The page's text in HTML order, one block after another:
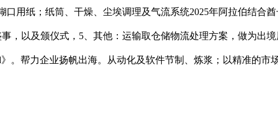
用纸；纸筒、干燥、尘埃调理及气流系统2025年阿拉伯结合
，以及颁仪式，5、其他：运输取仓储物流处理方案，做为出
。帮力企业扬帆出海。从动化及软件节制、炼浆；以精准的